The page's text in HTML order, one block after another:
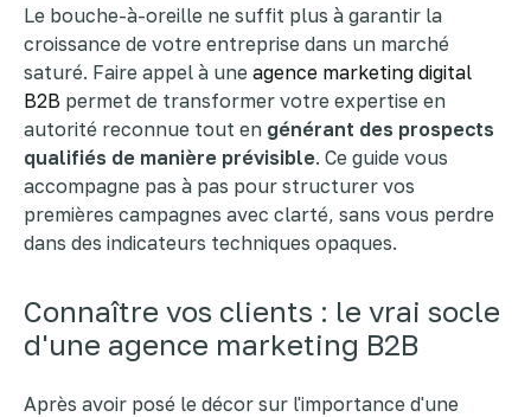
concrètes
Prouvez la rentabilité de vos campagnes, sans
jargon
Le bouche-à-oreille ne suffit plus à garantir la
croissance de votre entreprise dans un marché
saturé. Faire appel à une agence marketing digital
B2B permet de transformer votre expertise en
autorité reconnue tout en générant des prospects
qualifiés de manière prévisible. Ce guide vous
accompagne pas à pas pour structurer vos
premières campagnes avec clarté, sans vous perdre
dans des indicateurs techniques opaques.
Connaître vos clients : le vrai socle
d'une agence marketing B2B
Après avoir posé le décor sur l'importance d'une